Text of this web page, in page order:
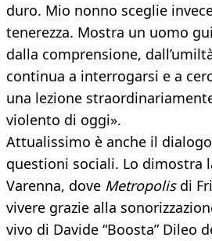
duro. Mio nonno sceglie
tenerezza. Mostra un uomo
dalla comprensione,
continua a interrogarsi e a
una lezione
violento di oggi».
Attualissimo è anche il
questioni sociali. Lo dimostra
Varenna, dove Metropolis di
vivere grazie alla
vivo di Davide “Boosta” Dileo